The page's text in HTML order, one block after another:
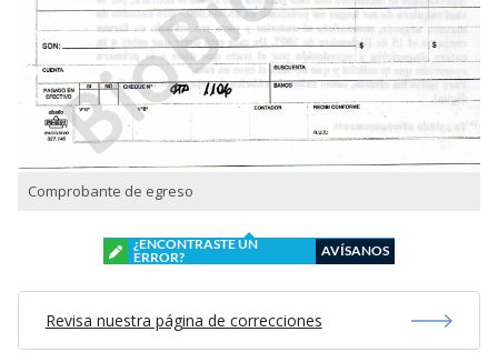
Comprobante de egreso
¿ENCONTRASTE UN
ERROR?
AVÍSANOS
Revisa nuestra página de correcciones